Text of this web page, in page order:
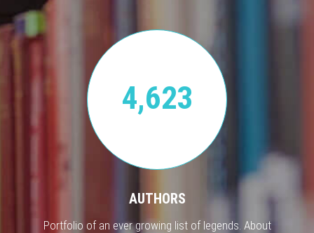
4,623
AUTHORS
Portfolio of an ever growing list of legends. About